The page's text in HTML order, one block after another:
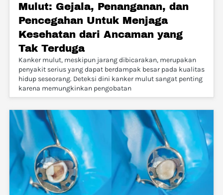
Mulut: Gejala, Penanganan, dan
Pencegahan Untuk Menjaga
Kesehatan dari Ancaman yang
Tak Terduga
Kanker mulut, meskipun jarang dibicarakan, merupakan
penyakit serius yang dapat berdampak besar pada kualitas
hidup seseorang. Deteksi dini kanker mulut sangat penting
karena memungkinkan pengobatan